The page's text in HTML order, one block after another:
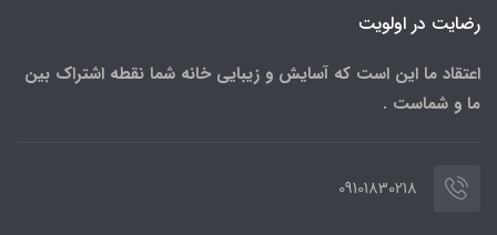
رضایت در اولویت
اعتقاد ما این است که آسایش و زیبایی خانه شما نقطه اشتراک بین
ما و شماست .
09101830218